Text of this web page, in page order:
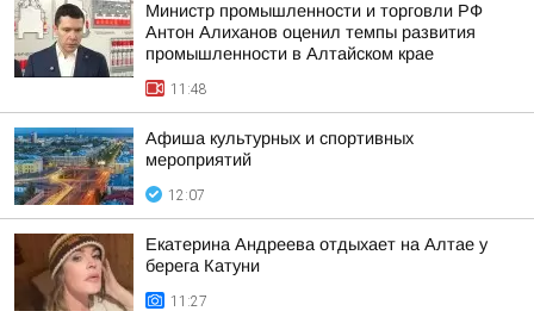
Министр промышленности и торговли РФ
Антон Алиханов оценил темпы развития
промышленности в Алтайском крае
11:48
Афиша культурных и спортивных
мероприятий
12:07
Екатерина Андреева отдыхает на Алтае у
берега Катуни
11:27